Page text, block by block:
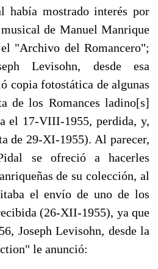
había mostra­do interés por
de Manuel Manrique
"Ar­chivo del Romancero";
Levisohn, desde esa
copia fotostática de algunas
de los Romances ladino[s]
el 17-VIII-1955, perdida, y,
de 29-XI-1955). Al parecer,
se ofreció a hacerles
de su colección, al
el envío de uno de los
(26-XII-1955), ya que
Joseph Levisohn, desde la
le anunció: